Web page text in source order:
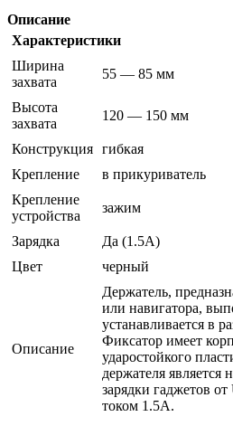
Описание
Характеристики
Ширина
захвата
55 — 85 мм
Высота
захвата
120 — 150 мм
Конструкция гибкая
Крепление
в прикуриватель
Крепление
устройства
зажим
Зарядка
Да (1.5A)
Цвет
черный
Описание
Держатель,
или навигатора,
устанавливается в
Фиксатор имеет
ударостойкого
держателя является
зарядки гаджетов
током 1.5А.